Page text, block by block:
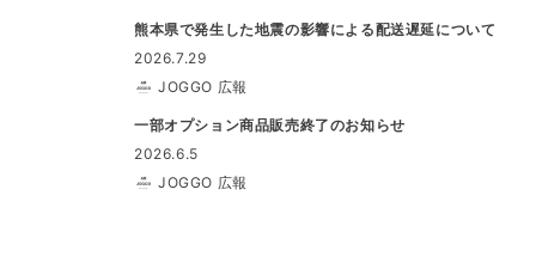
熊本県で発生した地震の影響による配送遅延について
2026.7.29
JOGGO 広報
一部オプション商品販売終了のお知らせ
2026.6.5
JOGGO 広報